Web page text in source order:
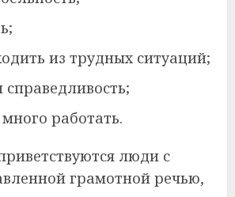
из трудных ситуаций;
справедливость;
работать.
люди с
грамотной речью,